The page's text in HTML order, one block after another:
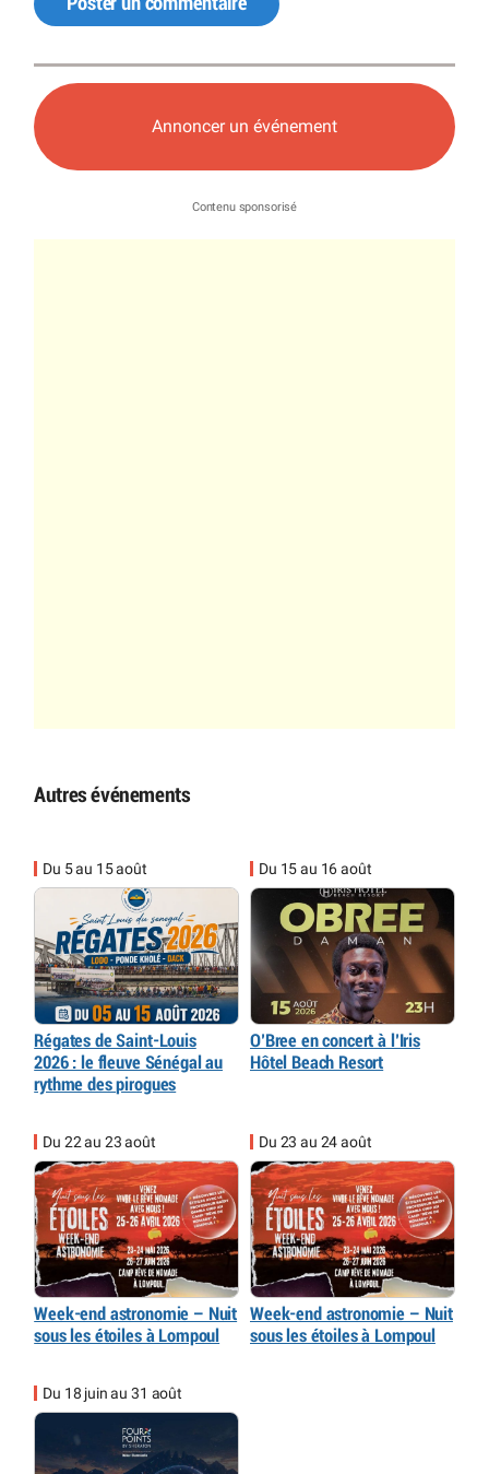
Poster un commentaire
Annoncer un événement
Autres événements
Du 5 au 15 août
Régates de Saint-Louis
2026 : le fleuve Sénégal au
rythme des pirogues
Du 15 au 16 août
O’Bree en concert à l’Iris
Hôtel Beach Resort
Du 22 au 23 août
Week-end astronomie – Nuit
sous les étoiles à Lompoul
Du 23 au 24 août
Week-end astronomie – Nuit
sous les étoiles à Lompoul
Du 18 juin au 31 août